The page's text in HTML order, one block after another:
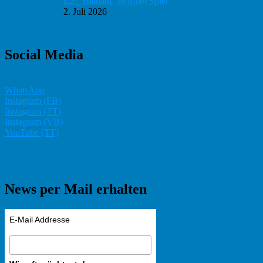
2. Juli 2026
Social Media
WhatsApp
Instagram (FB)
Instagram (TT)
Instagram (VB)
YouTube (TT)
News per Mail erhalten
E-Mail Addresse